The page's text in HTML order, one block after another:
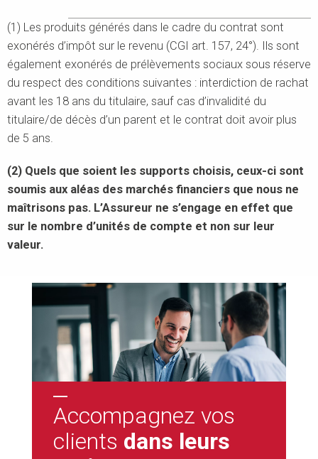
(1) Les produits générés dans le cadre du contrat sont
exonérés d’impôt sur le revenu (CGI art. 157, 24°). Ils sont
également exonérés de prélèvements sociaux sous réserve
du respect des conditions suivantes : interdiction de rachat
avant les 18 ans du titulaire, sauf cas d’invalidité du
titulaire/de décès d’un parent et le contrat doit avoir plus
de 5 ans.
(2) Quels que soient les supports choisis, ceux-ci sont
soumis aux aléas des marchés financiers que nous ne
maîtrisons pas. L’Assureur ne s’engage en effet que
sur le nombre d’unités de compte et non sur leur
valeur.
Accompagnez vos
clients dans leurs